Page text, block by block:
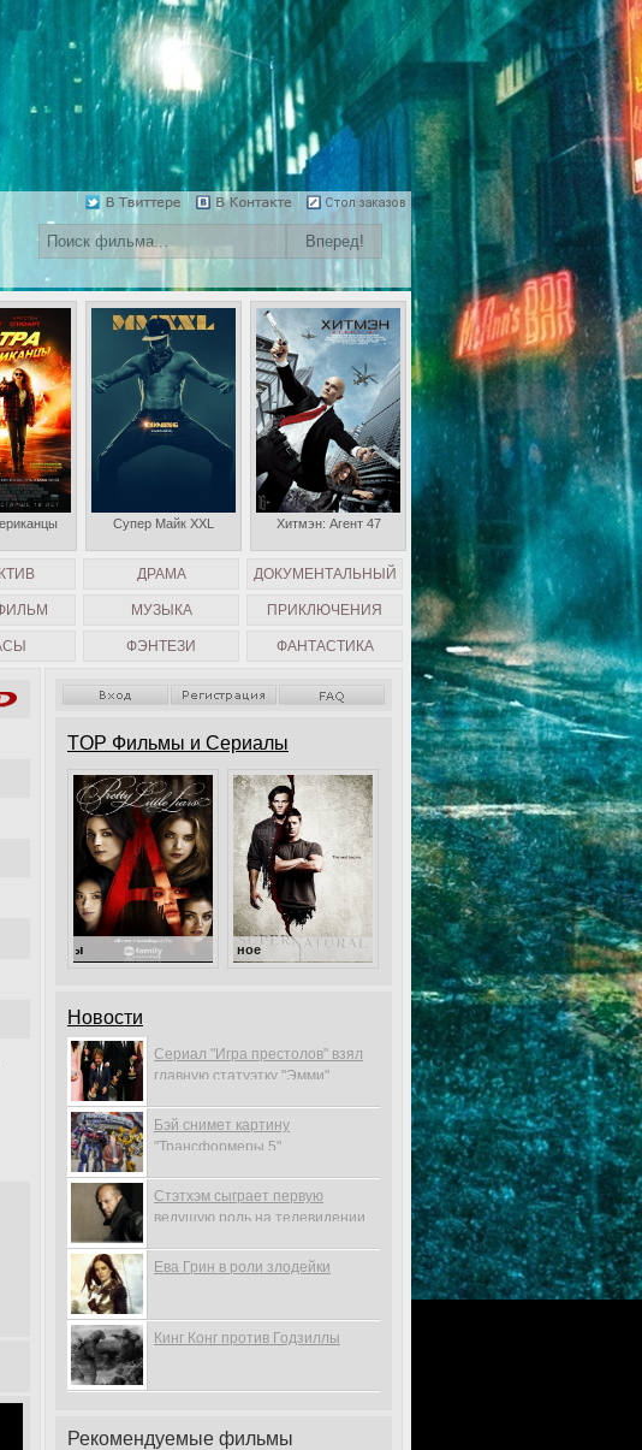
TOP Фильмы и Сериалы
Милые обманщицы Сверхъестественное
Новости
Сериал "Игра престолов" взял
главную статуэтку "Эмми".
Бэй снимет картину
"Трансформеры 5"
Стэтхэм сыграет первую
ведущую роль на телевидении
Ева Грин в роли злодейки
Кинг Конг против Годзиллы
Рекомендуемые фильмы
ДРАМА ДОКУМЕНТАЛЬНЫЙ
МУЗЫКА ПРИКЛЮЧЕНИЯ
ФЭНТЕЗИ ФАНТАСТИКА
Супер Майк XXL Хитмэн: Агент 47